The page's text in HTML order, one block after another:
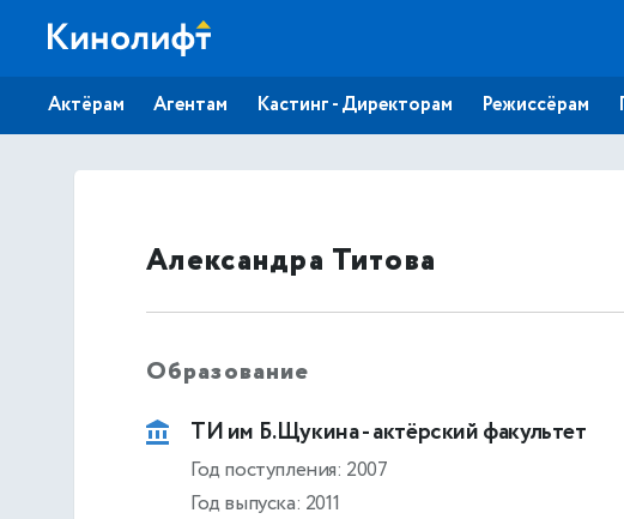
Актёрам Агентам Кастинг - Директорам Режиссёрам
Александра Титова
Образование
ТИ им Б.Щукина - актёрский факультет
Год поступления: 2007
Год выпуска: 2011